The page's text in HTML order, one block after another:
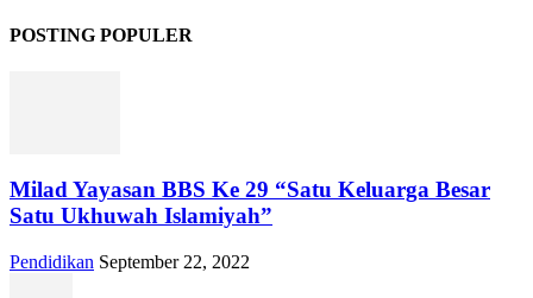
POSTING POPULER
Milad Yayasan BBS Ke 29 “Satu Keluarga Besar
Satu Ukhuwah Islamiyah”
Pendidikan September 22, 2022